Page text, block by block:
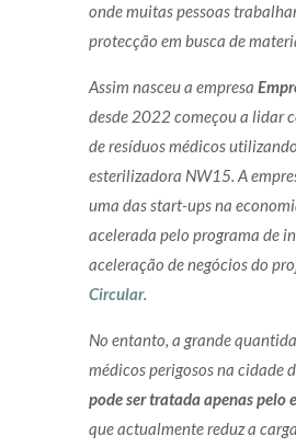
onde muitas pessoas
protecção em busca de
Assim nasceu a empresa
desde 2022 começou a lidar
de resíduos médicos
esterilizadora NW15. A
uma das start-ups na
acelerada pelo programa de
aceleração de negócios do
Circular.
No entanto, a grande
médicos perigosos na cidade
pode ser tratada apenas pelo
que actualmente reduz a